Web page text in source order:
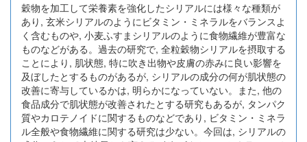
穀物を加工して栄養素を強化したシリアルには様々な種類が
あり, 玄米シリアルのようにビタミン・ミネラルをバランスよ
く含むものや, 小麦ふすまシリアルのように食物繊維が豊富な
ものなどがある。過去の研究で, 全粒穀物シリアルを摂取する
ことにより, 肌状態, 特に吹き出物や皮膚の赤みに良い影響を
及ぼしたとするものがあるが, シリアルの成分の何が肌状態の
改善に寄与しているかは, 明らかになっていない。また, 他の
食品成分で肌状態が改善されたとする研究もあるが, タンパク
質やカロテノイドに関するものなどであり, ビタミン・ミネラ
ル全般や食物繊維に関する研究は少ない。今回は, シリアルの